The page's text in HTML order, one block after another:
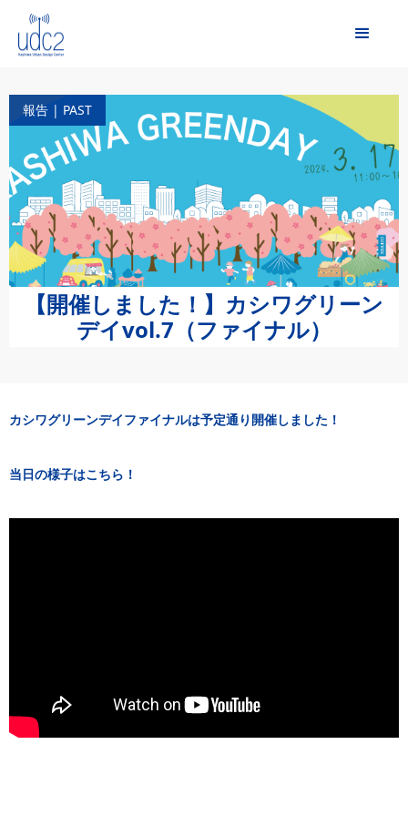
報告 | PAST
【開催しました！】カシワグリーン
デイvol.7（ファイナル）
カシワグリーンデイファイナルは予定通り開催しました！
当日の様子はこちら！